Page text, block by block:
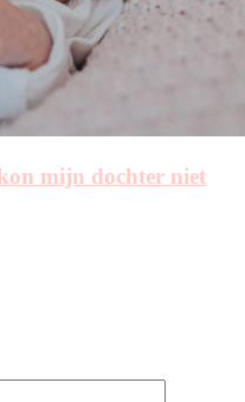
mijn dochter niet